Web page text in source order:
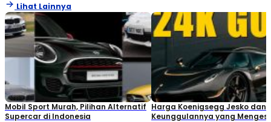
Lihat Lainnya
Mobil Sport Murah, Pilihan Alternatif
Supercar di Indonesia
Harga Koenigsegg Jesko dan
Keunggulannya yang